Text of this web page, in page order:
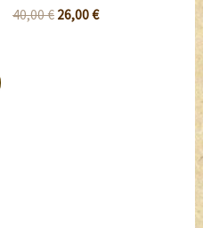
40,00€ 26,00€